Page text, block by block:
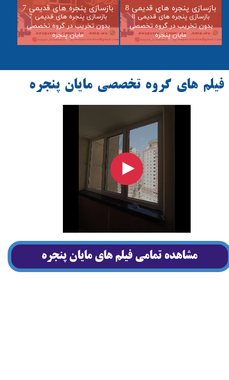
بازسازی پنجره های قدیمی 7
بازسازی پنجره های قدیمی 7
بدون تخریب در گروه تخصصی
مایان پنجره
بازسازی پنجره های قدیمی 8
بازسازی پنجره های قدیمی 8
بدون تخریب در گروه تخصصی
مایان پنجره
فيلم هاي گروه تخصصي مايان پنجره
مشاهده تمامي فيلم هاي مايان پنجره